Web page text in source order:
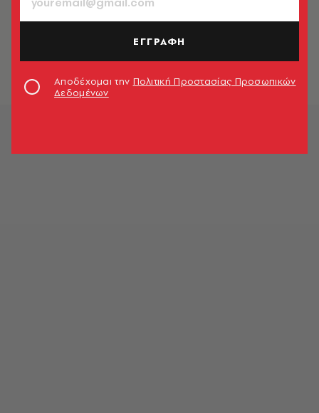
Κυκλοφοριακές ρυθμίσεις την
κλείνουν
ΕΓΓΡΑΦΗ
Αποδέχομαι την Πολιτική Προστασίας Προσωπικών
Δεδομένων